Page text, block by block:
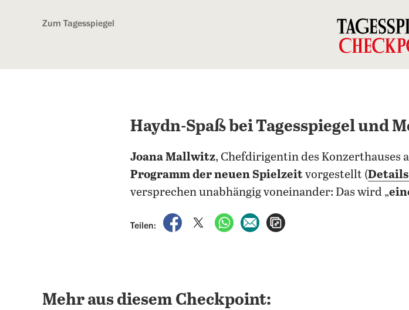
Zum Tagesspiegel
Haydn-Spaß bei Tagesspiegel und
Joana Mallwitz, Chefdirigentin des Konzerthauses
Programm der neuen Spielzeitvorgestellt (
versprechen unabhängig voneinander: Das wird „
Teilen:
auf Facebook teilen
auf X teilenper WhatsApp teilen
per E-Mail teilen
Mehr aus diesem Checkpoint: